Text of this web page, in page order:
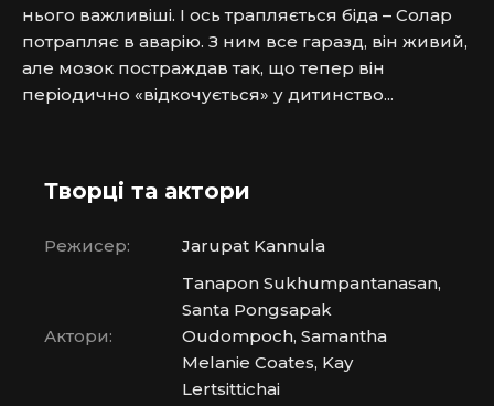
нього важливіші. І ось трапляється біда – Солар
потрапляє в аварію. З ним все гаразд, він живий,
але мозок постраждав так, що тепер він
періодично «відкочується» у дитинство...
Творці та актори
Режисер: Jarupat Kannula
Актори:
Tanapon Sukhumpantanasan,
Santa Pongsapak
Oudompoch, Samantha
Melanie Coates, Kay
Lertsittichai